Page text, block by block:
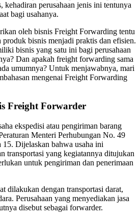
kehadiran perusahaan jenis ini tentunya
bagi usahanya.
oleh bisnis Freight Forwarding tentu
produk bisnis menjadi praktis dan efisien.
bisnis yang satu ini bagi perusahaan
Dan apakah freight forwarding sama
umumnya? Untuk menjawabnya, mari
mengenai Freight Forwarding
Freight Forwarder
ekspedisi atau pengiriman barang
Menteri Perhubungan No. 49
15. Dijelaskan bahwa usaha ini
transportasi yang kegiatannya ditujukan
untuk pengiriman dan penerimaan
dilakukan dengan transportasi darat,
Perusahaan yang menyediakan jasa
disebut sebagai forwarder.